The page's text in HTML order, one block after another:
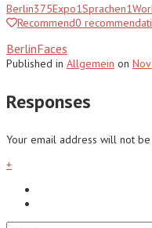
Berlin375Expo1Sprachen1
Recommend0
BerlinFaces
Published in Allgemein on
Responses
Your email address will not
+